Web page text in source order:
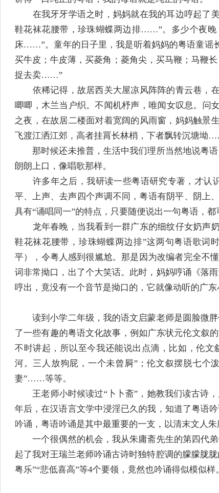
在我牙牙学语之时，妈妈就在我的耳边哼起了美
鞋花袜花腰带，珍珠蝴蝶两边排……”。多少个夜晚
床……”。童年的日子里，我是听着妈妈的粤语童谣
买牛皮；牛皮薄，买菱角；菱角尖，买马鞭；马鞭
捉去卖……”
依稀记得，故居西关大屋凉风阵阵的青云巷，在
唧唧，木兰当户织。不闻机杼声，唯闻女叹息。
之夜，在故居二楼面对着宽阔的风雨窗，妈妈触景
飞渡江洒江郊，高者挂罥长林梢，下者飘转沉塘坳
那时候还未推普，生活中我们理所当然地说粤语
朗朗上口，像唱歌那样。
许多年之后，我研读一些粤语研究专著，才认
平、上声、去声四个声调不同，粤语有阴平、阴上
具有“诵唱同一”的特点，只要随便说出一句粤语，
龙年春晚，当我看到一群广东的细纹仔女奶声奶
鞋花袜花腰带，珍珠蝴蝶两边排”这两句粤语歌词
平），令粤人感到很尴尬。那是因为改编者完全不
词非常拗口，出了个大笑话。此时，妈妈哼诵《落
哼出，竟没有一个音节是拗口的，它就像动听的广
读到小学二年级，我的语文启蒙老师是圆脸微胖
了一些有趣的粤语文化故事，例如广东状元伦文叙
不时讲起，所以至今我还能说出点滴，比如，伦
河。三人放狗屁，一个未曾屙”；伦文叙摆脱七个
妻”……等等。
王老师小时候读过“卜卜斋”，她教我们读古诗，
年后，在汉语言文学中浸淫已久的我，知道了粤语
吟诵，粤语吟诵是其中最重要的一支，以清末文人
一个很偶然的机会，我从朱庸斋先生的第四代弟
起了我对王瑞兰老师吟诵古诗时独特腔调的朦朦胧
粤乐”“悲低喜高”等4个要领，竟然也吟诵得似模似样